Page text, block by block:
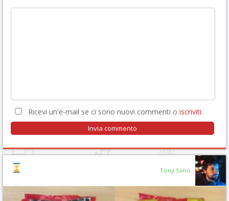
Ricevi un'e-mail se ci sono nuovi commenti o iscriviti.
Tony Siino